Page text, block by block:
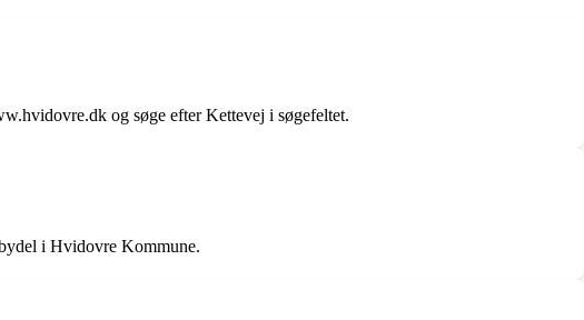
og søge efter Kettevej i søgefeltet.
i Hvidovre Kommune.